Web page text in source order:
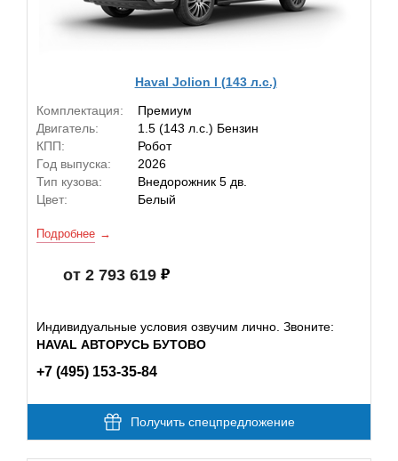
Haval Jolion I (143 л.с.)
Комплектация:
Премиум
Двигатель:
1.5 (143 л.с.) Бензин
КПП:
Робот
Год выпуска:
2026
Тип кузова:
Внедорожник 5 дв.
Цвет:
Белый
Подробнее
от 2 793 619
Индивидуальные условия озвучим лично. Звоните:
HAVAL АВТОРУСЬ БУТОВО
+7 (495) 153-35-84
Получить спецпредложение